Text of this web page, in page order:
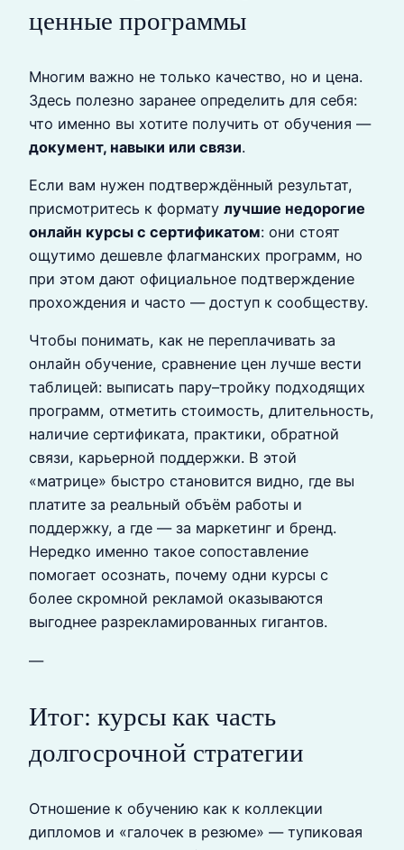
ценные программы
Многим важно не только качество, но и цена.
Здесь полезно заранее определить для себя:
что именно вы хотите получить от обучения —
документ, навыки или связи.
Если вам нужен подтверждённый результат,
присмотритесь к формату лучшие недорогие
онлайн курсы с сертификатом: они стоят
ощутимо дешевле флагманских программ, но
при этом дают официальное подтверждение
прохождения и часто — доступ к сообществу.
Чтобы понимать, как не переплачивать за
онлайн обучение, сравнение цен лучше вести
таблицей: выписать пару–тройку подходящих
программ, отметить стоимость, длительность,
наличие сертификата, практики, обратной
связи, карьерной поддержки. В этой
«матрице» быстро становится видно, где вы
платите за реальный объём работы и
поддержку, а где — за маркетинг и бренд.
Нередко именно такое сопоставление
помогает осознать, почему одни курсы с
более скромной рекламой оказываются
выгоднее разрекламированных гигантов.
—
Итог: курсы как часть
долгосрочной стратегии
Отношение к обучению как к коллекции
дипломов и «галочек в резюме» — тупиковая